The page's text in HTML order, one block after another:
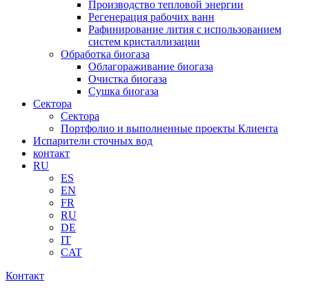
Производство тепловой энергии
Регенерация рабочих ванн
Рафинирование лития с использованием
систем кристаллизации
Обработка биогаза
Облагораживание биогаза
Очистка биогаза
Сушка биогаза
Сектора
Сектора
Портфолио и выполненные проекты Клиента
Испарители сточных вод
контакт
RU
ES
EN
FR
RU
DE
IT
CAT
Контакт